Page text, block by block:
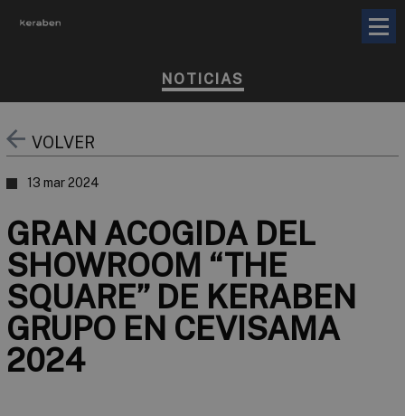
NOTICIAS
VOLVER
13 mar 2024
GRAN ACOGIDA DEL
SHOWROOM “THE
SQUARE” DE KERABEN
GRUPO EN CEVISAMA
2024